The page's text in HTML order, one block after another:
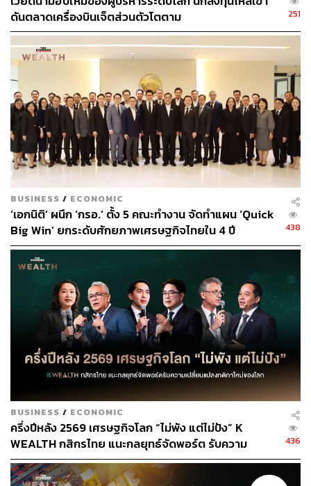
และโลหะมีค่า อาจได้รับอิทธิพลอย่างมีนัยสำคัญจาก
เหตุการณ์ทางภูมิรัฐศาสตร์และความตึงเครียดทางการ
ค้า การลงทุนสามารถจัดสรรส่วนหนึ่งของพอร์ตลงทุน
ให้กับสินทรัพย์เชิงรับ เช่น ทองคำ พันธบัตรดอลลาร์
สหรัฐฯ หุ้นปันผล ซึ่งสินทรัพย์เหล่านี้สามารถเป็นที่หลบ
ภัยได้ดีในช่วงเวลาที่เกิดความวุ่นวายทางภูมิรัฐศาสตร์
นอกจากนี้ อาจเพิ่มสัดส่วนการลงทุนในหุ้นกลุ่ม
พลังงาน เพื่อใช้ประโยชน์จากการปรับตัวของราคา
น้ำมัน กับบริษัทที่เกี่ยวข้องกับการสำรวจ การผลิต และ
การจัดจำหน่ายจะได้รับประโยชน์
ความขัดแย้งและความมั่นคงระดับโลก:
สงครามและ
ความขัดแย้ง ก่อให้เกิดความเสี่ยงที่สำคัญ การลงทุน
สามารถกระจายการลงทุนเพื่อลดความเสี่ยงต่อภูมิภาค
เฉพาะที่ได้รับผลกระทบจากเหตุการณ์เหล่านี้ โดย
เฉพาะอย่างยิ่งกับช่วงเวลาที่ความตึงเครียดระหว่าง
ประเทศเพิ่มสูงขึ้น
นอกจากนี้ เครื่องมือและกลยุทธ์เชิงปริมาณยังมีประโยชน์
อย่างยิ่งในการจัดการและปรับพอร์ตการลงทุนในช่วงเวลาที่
ไม่แน่นอน อย่างเช่น
การจัดการความเสี่ยง:โดยใช้กลยุทธ์การบริหารความ
เสี่ยง เช่น คำสั่งหยุดการขาดทุนและการป้องกันข้อเสีย
เพื่อจำกัดความสูญเสียที่อาจเกิดขึ้นในกรณีที่ตลาดเกิด
การเปลี่ยนแปลงกะทันหัน
การจำลองสถานการณ์:
สถานการณ์เชิงปริมาณ เพื่อประเมินผลกระทบจาก
สถานการณ์ทางภูมิรัฐศาสตร์ต่อการลงทุน ซึ่งอาจใช้
ข้อมูลในอดีตมาจำลองเหตุการณ์ที่อาจเกิดขึ้นว่าจะส่ง
ดันตลาดเครื่องบินเจ็ตส่วนตัวโตตาม
251
BUSINESS / ECONOMIC
‘เอกนิติ’ ผนึก ‘กรอ.’ ตั้ง 5 คณะทำงาน จัดทำแผน ‘Quick
Big Win’ ยกระดับศักยภาพเศรษฐกิจไทยใน 4 ปี
438
BUSINESS / ECONOMIC
ครึ่งปีหลัง 2569 เศรษฐกิจโลก “ไม่พัง แต่ไม่ปัง” K
WEALTH กสิกรไทย แนะกลยุทธ์จัดพอร์ต รับความ
เปลี่ยนแปลงกติกาใหม่ของโลก
436